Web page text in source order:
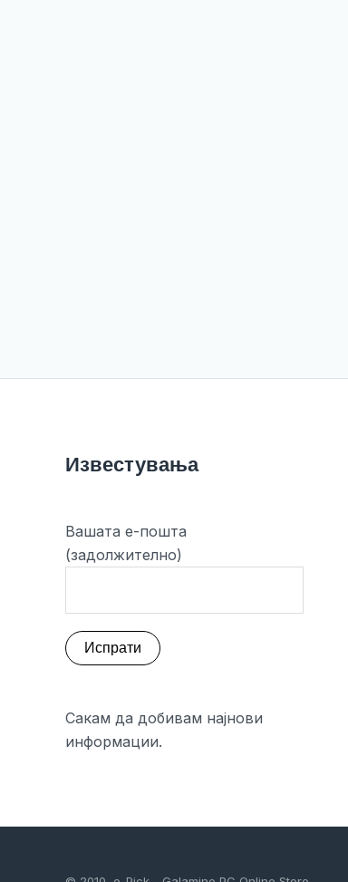
Известувања
Вашата е-пошта
(задолжително)
Сакам да добивам најнови
информации.